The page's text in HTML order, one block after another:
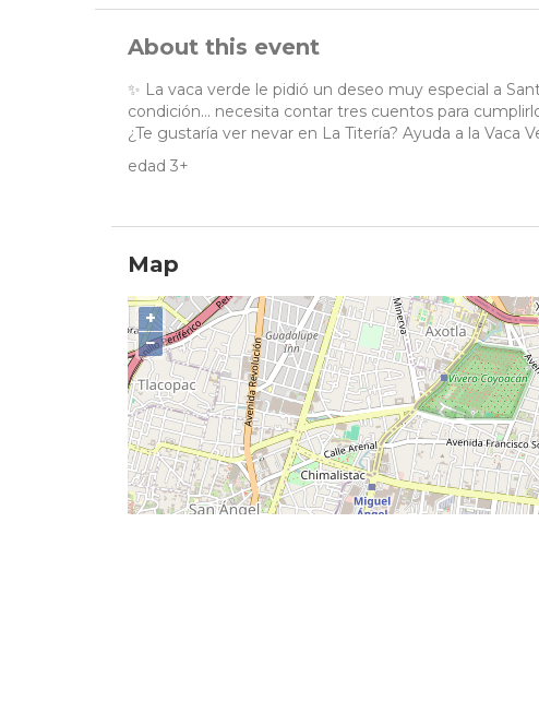
About this event
✨ La vaca verde le pidió un deseo muy especial a
condición… necesita contar tres cuentos para
¿Te gustaría ver nevar en La Titería? Ayuda a la Vaca
edad 3+
Map
+
−